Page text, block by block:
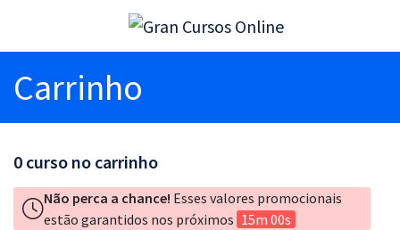
Carrinho
0 curso no carrinho
Não perca a chance! Esses valores promocionais
estão garantidos nos próximos 15m 00s